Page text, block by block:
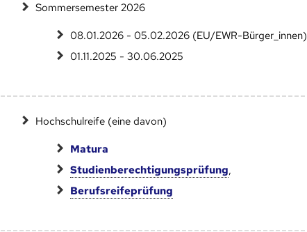
Sommersemester 2026
08.01.2026 - 05.02.2026 (EU/EWR-Bürger_innen)
01.11.2025 - 30.06.2025
Hochschulreife (eine davon)
Matura
Studienberechtigungsprüfung,
Berufsreifeprüfung